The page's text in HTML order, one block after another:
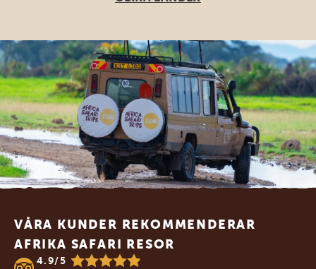
VÅRA KUNDER REKOMMENDERAR
AFRIKA SAFARI RESOR
4.9/5